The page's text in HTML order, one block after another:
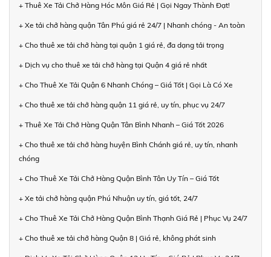
+ Thuê Xe Tải Chở Hàng Hóc Môn Giá Rẻ | Gọi Ngay Thành Đạt!
+ Xe tải chở hàng quận Tân Phú giá rẻ 24/7 | Nhanh chóng - An toàn
+ Cho thuê xe tải chở hàng tại quận 1 giá rẻ, đa dạng tải trọng
+ Dịch vụ cho thuê xe tải chở hàng tại Quận 4 giá rẻ nhất
+ Cho Thuê Xe Tải Quận 6 Nhanh Chóng – Giá Tốt | Gọi Là Có Xe
+ Cho thuê xe tải chở hàng quận 11 giá rẻ, uy tín, phục vụ 24/7
+ Thuê Xe Tải Chở Hàng Quận Tân Bình Nhanh – Giá Tốt 2026
+ Cho thuê xe tải chở hàng huyện Bình Chánh giá rẻ, uy tín, nhanh
chóng
+ Cho Thuê Xe Tải Chở Hàng Quận Bình Tân Uy Tín – Giá Tốt
+ Xe tải chở hàng quận Phú Nhuận uy tín, giá tốt, 24/7
+ Cho Thuê Xe Tải Chở Hàng Quận Bình Thạnh Giá Rẻ | Phục Vụ 24/7
+ Cho thuê xe tải chở hàng Quận 8 | Giá rẻ, không phát sinh